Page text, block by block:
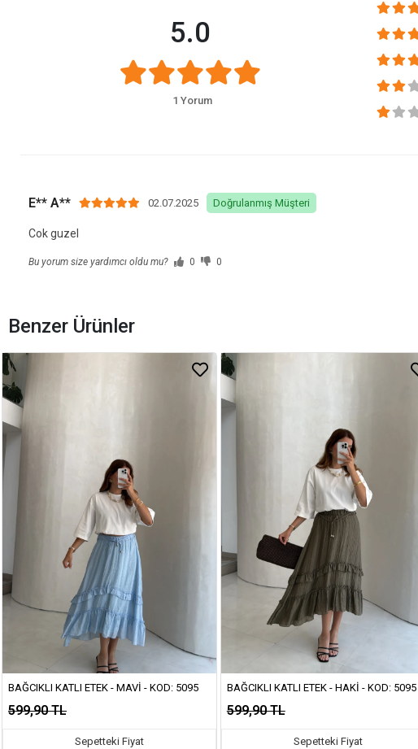
5.0
1 Yorum
E** A** 02.07.2025 Doğrulanmış Müşteri
Cok guzel
Bu yorum size yardımcı oldu mu? 0 0
Benzer Ürünler
BAĞCIKLI KATLI ETEK - MAVI - KOD: 5095
599,90 TL
Sepetteki Fiyat
BAĞCIKLI KATLI ETEK - HAKI - KOD: 5095
599,90 TL
Sepetteki Fiyat